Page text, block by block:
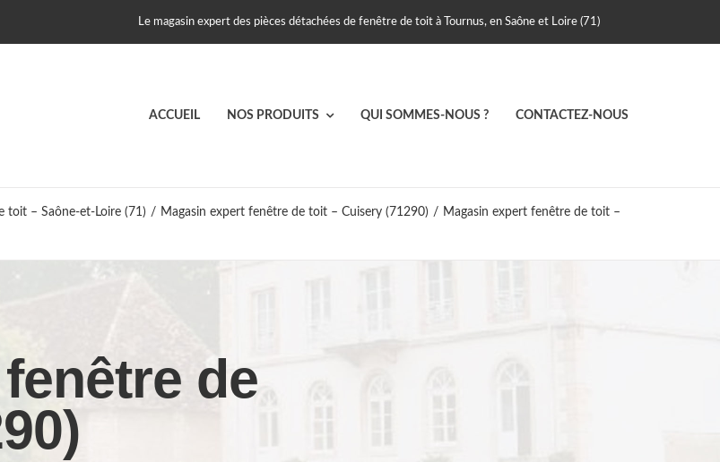
Le magasin expert des pièces détachées de fenêtre de toit à Tournus, en Saône et Loire (71)
ACCUEIL NOS PRODUITS QUI SOMMES-NOUS ? CONTACTEZ-NOUS
toit – Saône-et-Loire (71) / Magasin expert fenêtre de toit – Cuisery (71290) / Magasin expert fenêtre de toit –
de